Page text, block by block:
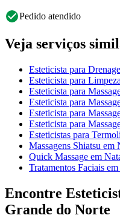
Pedido atendido
Veja serviços
Esteticista para
Esteticista para
Esteticista para
Esteticista para
Esteticista para
Esteticista para
Esteticistas para
Massagens Shiatsu em
Quick Massage em
Tratamentos Faciais
Encontre
Grande do Norte